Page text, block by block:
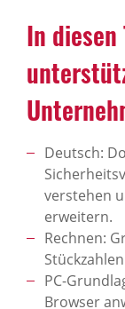
In diesen
Deutsch:
verstehen
erweitern.
Rechnen:
PC-
Browser